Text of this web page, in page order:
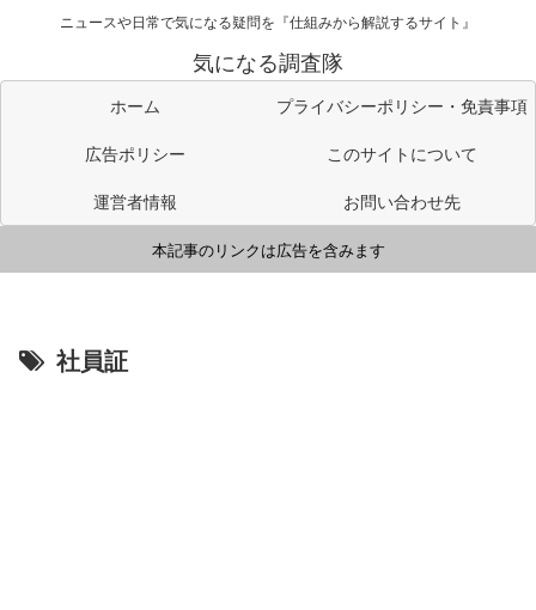
ニュースや日常で気になる疑問を『仕組みから解説するサイト』
気になる調査隊
ホーム
プライバシーポリシー・免責事項
広告ポリシー
このサイトについて
運営者情報
お問い合わせ先
本記事のリンクは広告を含みます
社員証